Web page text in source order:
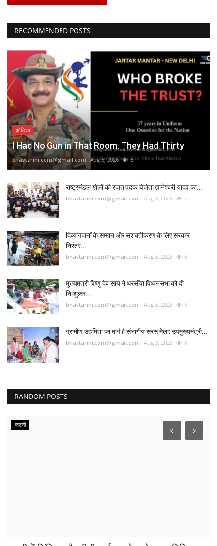
RECOMMENDED POSTS
ओडिशा
I Had No Gun in That Room. They Had Thirty
bhavtarini.com@gmail.com Aug 5, 2026 6
राष्ट्रमंडल खेलों की रजत पदक विजेता ज्ञानेश्वरी यादव का...
bhavtarini.com@gmail.com Aug 3, 2026 7
दिव्यांगजनों के सम्मान और सशक्तीकरण के लिए सरकार
निरंतर...
bhavtarini.com@gmail.com Aug 3, 2026 8
मुख्यमंत्री विष्णु देव साय ने धरसींवा विधानसभा को दी
निःशुल्क...
bhavtarini.com@gmail.com Aug 3, 2026 9
ग्रामीण उद्यमिता का मार्ग है संभागीय सरस मेला: उपमुख्यमंत्री...
bhavtarini.com@gmail.com Aug 3, 2026 8
RANDOM POSTS
कटनी